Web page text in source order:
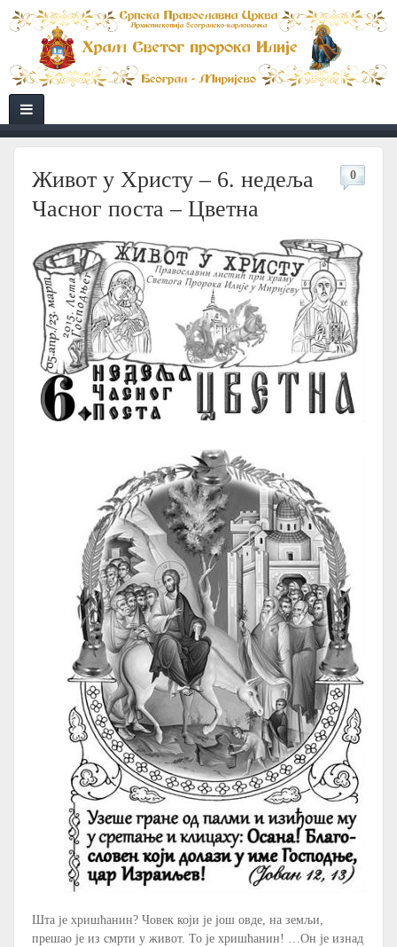
Живот у Христу – 6. недеља
Часног поста – Цветна
0
Шта је хришћанин? Човек који је још овде, на земљи,
прешао је из смрти у живот. То је хришћанин! …Он је изнад